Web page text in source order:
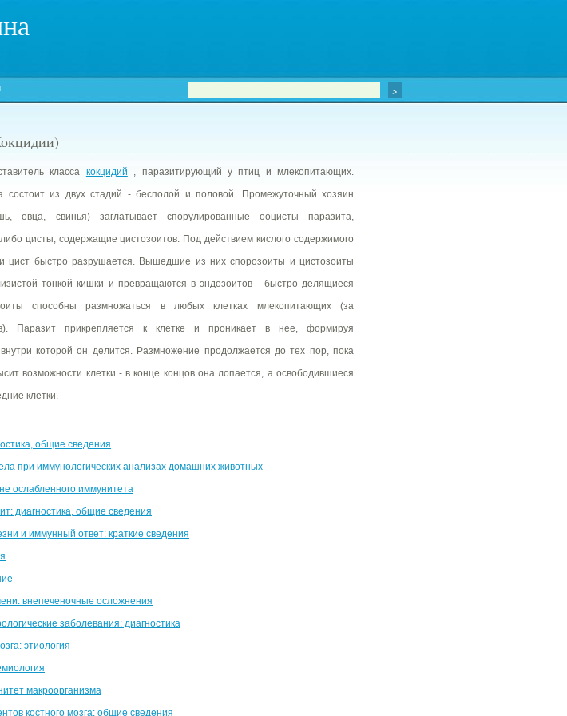
класса кокцидий , паразитирующий у птиц и млекопитающих.
состоит из двух стадий - бесполой и половой. Промежуточный хозяин
овца, свинья) заглатывает спорулированные ооцисты паразита,
цисты, содержащие цистозоитов. Под действием кислого содержимого
цист быстро разрушается. Вышедшие из них спорозоиты и цистозоиты
тонкой кишки и превращаются в эндозоитов - быстро делящиеся
способны размножаться в любых клетках млекопитающих (за
Паразит прикрепляется к клетке и проникает в нее, формируя
которой он делится. Размножение продолжается до тех пор, пока
возможности клетки - в конце концов она лопается, а освободившиеся
клетки.
общие сведения
при иммунологических анализах домашних животных
ослабленного иммунитета
диагностика, общие сведения
и иммунный ответ: краткие сведения
внепеченочные осложнения
заболевания: диагностика
этиология
макроорганизма
костного мозга: общие сведения